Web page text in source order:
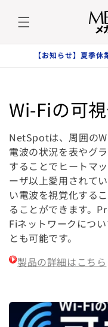
進む
【お知らせ】夏季
コ
レ
ク
シ
ョ
ン
:
Wi-Fiの可
NetSpotは、周囲の
電波の状況を表やグ
することでヒートマ
ーザ以上愛用されて
い電波を視覚化する
ることができます。
Fiネットワークにつ
とも可能です。
製品の詳細はこちら